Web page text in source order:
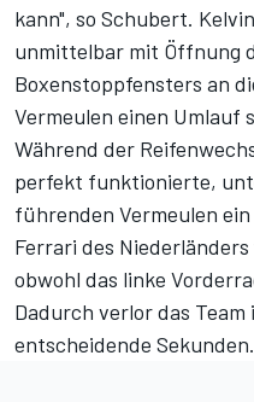
kann", so Schubert.
unmittelbar mit Öffnung
Boxenstoppfensters an
Vermeulen einen Umlauf
Während der
perfekt funktionierte,
führenden Vermeulen
Ferrari des
obwohl das linke
Dadurch verlor das
entscheidende Sekunden.